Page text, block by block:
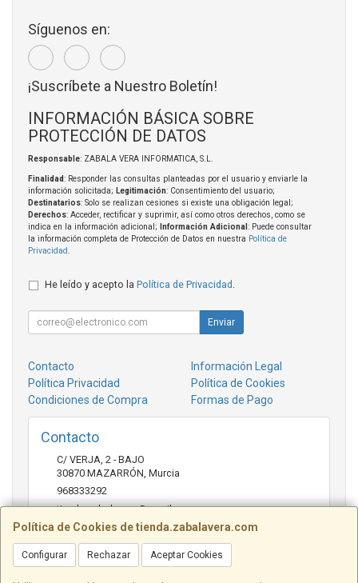
Política de Cookies de tienda.zabalavera.com
Configurar Rechazar Aceptar Cookies
Síguenos en:
¡Suscríbete a Nuestro Boletín!
INFORMACIÓN BÁSICA SOBRE
PROTECCIÓN DE DATOS
Responsable: ZABALA VERA INFORMATICA, S.L.
Finalidad: Responder las consultas planteadas por el usuario y enviarle la
información solicitada; Legitimación: Consentimiento del usuario;
Destinatarios: Solo se realizan cesiones si existe una obligación legal;
Derechos: Acceder, rectificar y suprimir, así como otros derechos, como se
indica en la información adicional;
Información Adicional : Puede consultar
la información completa de Protección de Datos en nuestra Política de
Privacidad
He leído y acepto la Política de Privacidad
Enviar
Contacto
Información Legal
Política Privacidad
Política de Cookies
Condiciones de Compra
Formas de Pago
Contacto
C/ VERJA, 2 - BAJO
30870 MAZARRÓN Murcia
968333292
tienda.zabalavera@gmail.com
Horario